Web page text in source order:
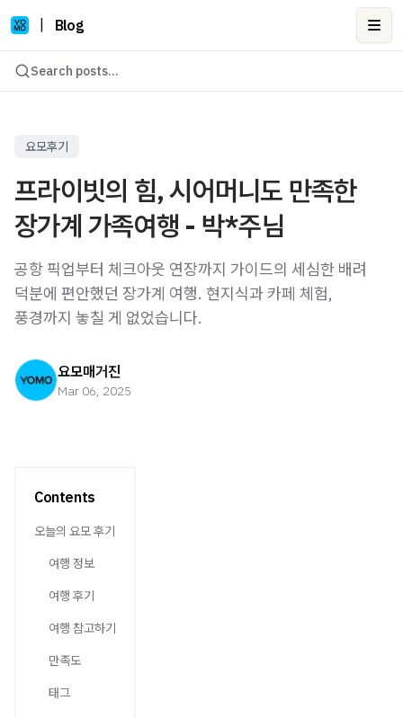
Blog
Search posts...
요모후기
프라이빗의 힘, 시어머니도 만족한
장가계 가족여행 - 박*주님
공항 픽업부터 체크아웃 연장까지 가이드의 세심한 배려
덕분에 편안했던 장가계 여행. 현지식과 카페 체험,
풍경까지 놓칠 게 없었습니다.
요모매거진
Mar 06, 2025
Contents
오늘의 요모 후기
여행 정보
여행 후기
여행 참고하기
만족도
태그